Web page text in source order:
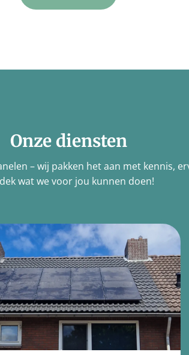
Onze diensten
– wij pakken het aan met kennis,
wat we voor jou kunnen doen!